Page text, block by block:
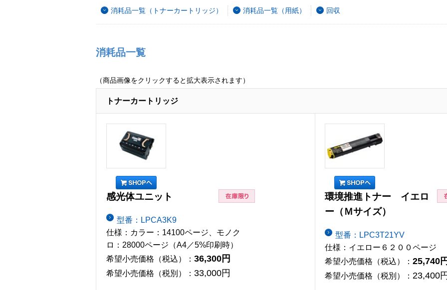
消耗品一覧（トナーカートリッジ） 消耗品一覧（用紙） 回収
消耗品一覧
（商品画像をクリックすると拡大表示されます）
トナーカートリッジ
感光体ユニット
型番：LPCA3K9
仕様：カラー：14100ページ、モノク
ロ：28000ページ（A4／5%印刷時）
希望小売価格（税込）： 36,300円
希望小売価格（税別）： 33,000円
環境推進トナー イエロ
ー（Ｍサイズ）
型番：LPC3T21YV
仕様：イエロー６２００ページ
希望小売価格（税込）： 25,740
希望小売価格（税別）： 23,400